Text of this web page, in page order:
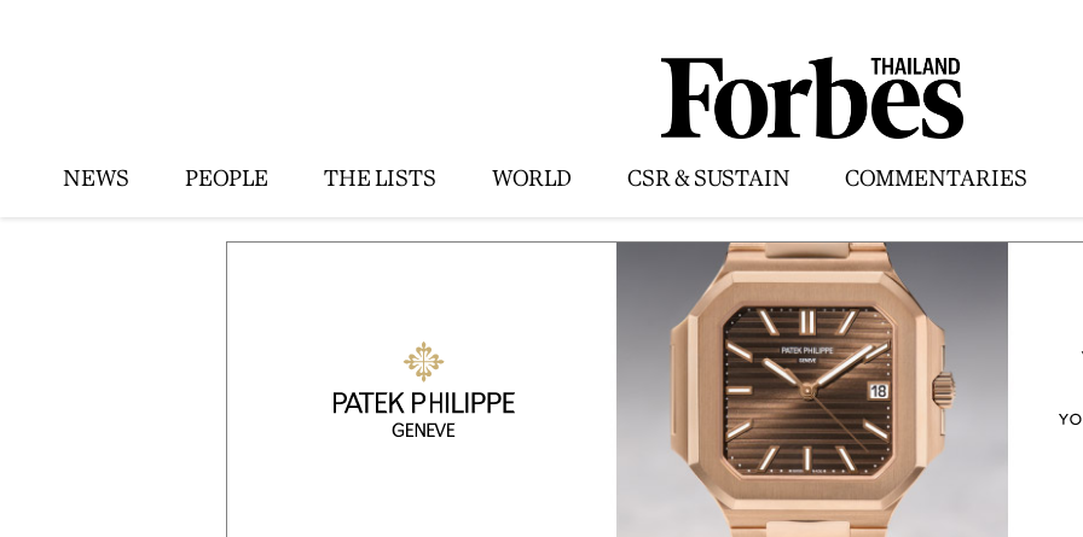
NEWS PEOPLE THE LISTS WORLD CSR & SUSTAIN COMMENTARIES